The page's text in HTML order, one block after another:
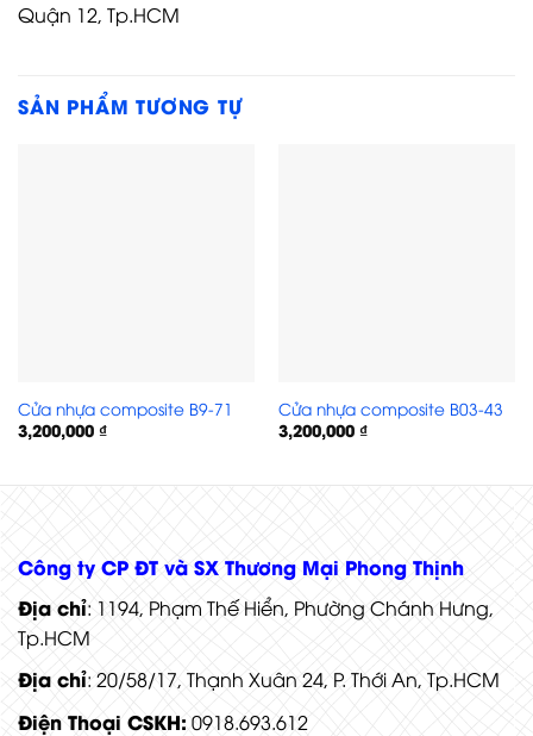
Quận 12, Tp.HCM
SẢN PHẨM TƯƠNG TỰ
Cửa nhựa composite B9-71
3,200,000 ₫
Cửa nhựa composite B03-43
3,200,000 ₫
Công ty CP ĐT và SX Thương Mại Phong Thịnh
Địa chỉ: 1194, Phạm Thế Hiển, Phường Chánh Hưng,
Tp.HCM
Địa chỉ: 20/58/17, Thạnh Xuân 24, P. Thới An, Tp.HCM
Điện Thoại CSKH: 0918.693.612